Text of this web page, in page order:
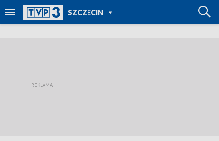
SZCZECIN
TVP REGIONY